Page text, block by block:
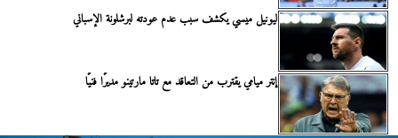
ليونيل ميسي يكشف سبب عدم عودته لبرشلونة الإسباني
إنتر ميامي يقترب من التعاقد مع تاتا مارتينو مديرًا فنيًا